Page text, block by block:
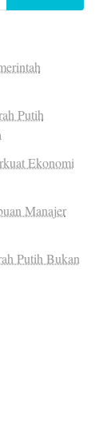
Putih
Ekonomi
Manajer
Putih Bukan